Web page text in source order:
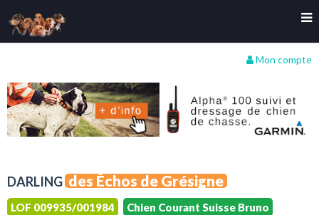
Mon compte
DARLING des Échos de Grésigne
LOF 009935/001984
Chien Courant Suisse Bruno